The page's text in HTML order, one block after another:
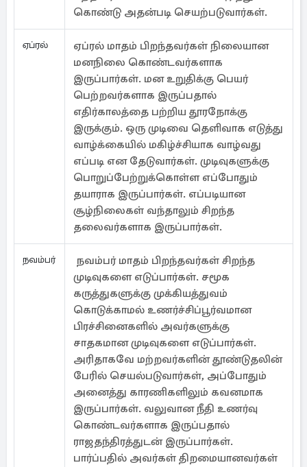
கொண்டு அதன்படி செயற்படுவார்கள்.
ஏப்ரல்
ஏப்ரல் மாதம் பிறந்தவர்கள் நிலையான
மனநிலை கொண்டவர்களாக
இருப்பார்கள். மன உறுதிக்கு பெயர்
பெற்றவர்களாக இருப்பதால்
எதிர்காலத்தை பற்றிய தூரநோக்கு
இருக்கும். ஒரு முடிவை தெளிவாக எடுத்து
வாழ்க்கையில் மகிழ்ச்சியாக வாழ்வது
எப்படி என தேடுவார்கள். முடிவுகளுக்கு
பொறுப்பேற்றுக்கொள்ள எப்போதும்
தயாராக இருப்பார்கள். எப்படியான
சூழ்நிலைகள் வந்தாலும் சிறந்த
தலைவர்களாக இருப்பார்கள்.
நவம்பர்
நவம்பர் மாதம் பிறந்தவர்கள் சிறந்த
முடிவுகளை எடுப்பார்கள். சமூக
கருத்துகளுக்கு முக்கியத்துவம்
கொடுக்காமல் உணர்ச்சிப்பூர்வமான
பிரச்சினைகளில் அவர்களுக்கு
சாதகமான முடிவுகளை எடுப்பார்கள்.
அரிதாகவே மற்றவர்களின் தூண்டுதலின்
பேரில் செயல்படுவார்கள், அப்போதும்
அனைத்து காரணிகளிலும் கவனமாக
இருப்பார்கள். வலுவான நீதி உணர்வு
கொண்டவர்களாக இருப்பதால்
ராஜதந்திரத்துடன் இருப்பார்கள்.
பார்ப்பதில் அவர்கள் திறமையானவர்கள்